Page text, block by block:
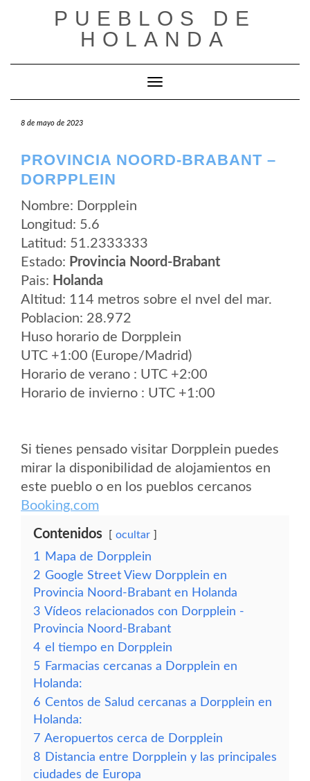
PUEBLOS DE
HOLANDA
Cambiar modo de navegación
8 de mayo de 2023
PROVINCIA NOORD-BRABANT –
DORPPLEIN
Nombre: Dorpplein
Longitud: 5.6
Latitud: 51.2333333
Estado: Provincia Noord-Brabant
Pais: Holanda
Altitud: 114 metros sobre el nvel del mar.
Poblacion: 28.972
Huso horario de Dorpplein
UTC +1:00 (Europe/Madrid)
Horario de verano : UTC +2:00
Horario de invierno : UTC +1:00
Si tienes pensado visitar Dorpplein puedes
mirar la disponibilidad de alojamientos en
este pueblo o en los pueblos cercanos
Booking.com
Contenidos ocultar
1
Mapa de Dorpplein
2 Google Street View Dorpplein en
Provincia Noord-Brabant en Holanda
3 Vídeos relacionados con Dorpplein -
Provincia Noord-Brabant
4 el tiempo en Dorpplein
5 Farmacias cercanas a Dorpplein en
Holanda:
6 Centos de Salud cercanas a Dorpplein en
Holanda:
7 Aeropuertos cerca de Dorpplein
8 Distancia entre Dorpplein y las principales
ciudades de Europa